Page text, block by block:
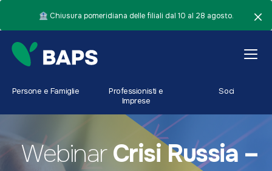
🏦 Chiusura pomeridiana delle filiali dal 10 al 28 agosto.
Persone e Famiglie
Professionisti e
Imprese
Soci
WebinarCrisi Russia –